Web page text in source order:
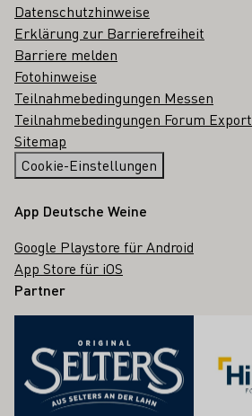
Datenschutzhinweise
Erklärung zur Barrierefreiheit
Barriere melden
Fotohinweise
Teilnahmebedingungen Messen
Teilnahmebedingungen Forum Export
Sitemap
Cookie-Einstellungen
App Deutsche Weine
Google Playstore für Android
App Store für iOS
Partner